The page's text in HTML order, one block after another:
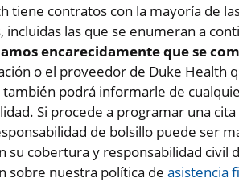
tiene contratos con la mayoría de
incluidas las que se enumeran a
encarecidamente que se
o el proveedor de Duke Health
también podrá informarle de
Si procede a programar una
de bolsillo puede ser
su cobertura y responsabilidad civil
sobre nuestra política de asistencia